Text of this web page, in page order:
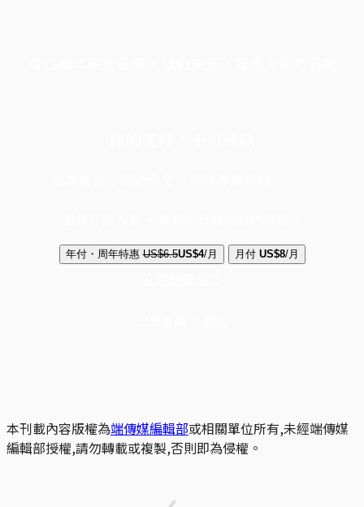
年付・周年特惠 US$6.5US$4/月 月付 US$8/月
本刊載內容版權為端傳媒編輯部或相關單位所有,未經端傳媒
編輯部授權,請勿轉載或複製,否則即為侵權。